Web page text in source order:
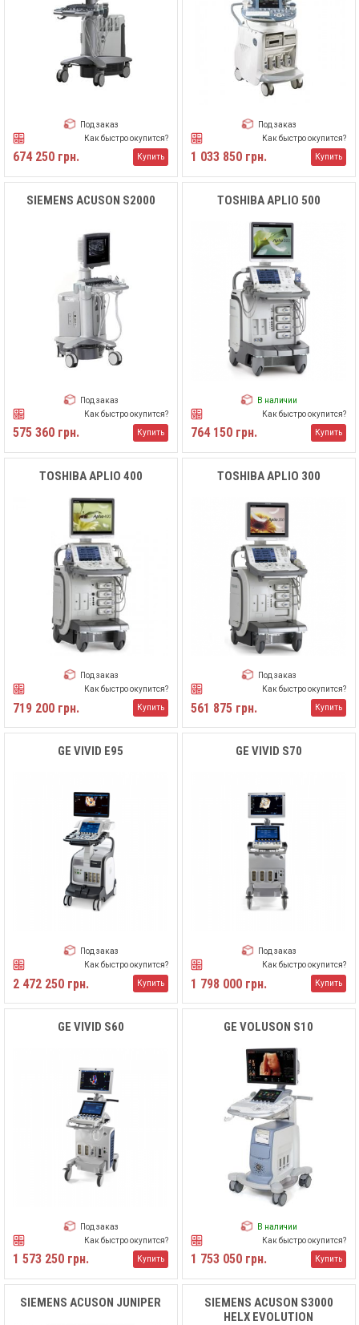
Под заказ
Как быстро окупится?
674 250 грн. Купить
Под заказ
Как быстро окупится?
1 033 850 грн. Купить
SIEMENS ACUSON S2000
Под заказ
Как быстро окупится?
575 360 грн. Купить
TOSHIBA APLIO 500
В наличии
Как быстро окупится?
764 150 грн. Купить
TOSHIBA APLIO 400
Под заказ
Как быстро окупится?
719 200 грн. Купить
TOSHIBA APLIO 300
Под заказ
Как быстро окупится?
561 875 грн. Купить
GE VIVID E95
Под заказ
Как быстро окупится?
2 472 250 грн. Купить
GE VIVID S70
Под заказ
Как быстро окупится?
1 798 000 грн. Купить
GE VIVID S60
Под заказ
Как быстро окупится?
1 573 250 грн. Купить
GE VOLUSON S10
В наличии
Как быстро окупится?
1 753 050 грн. Купить
SIEMENS ACUSON JUNIPER
SIEMENS ACUSON S3000
HELX EVOLUTION